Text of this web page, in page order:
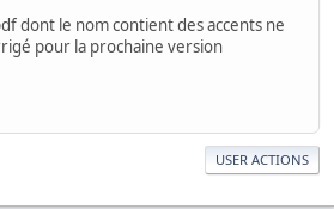
dont le nom contient des accents ne
pour la prochaine version
USER ACTIONS